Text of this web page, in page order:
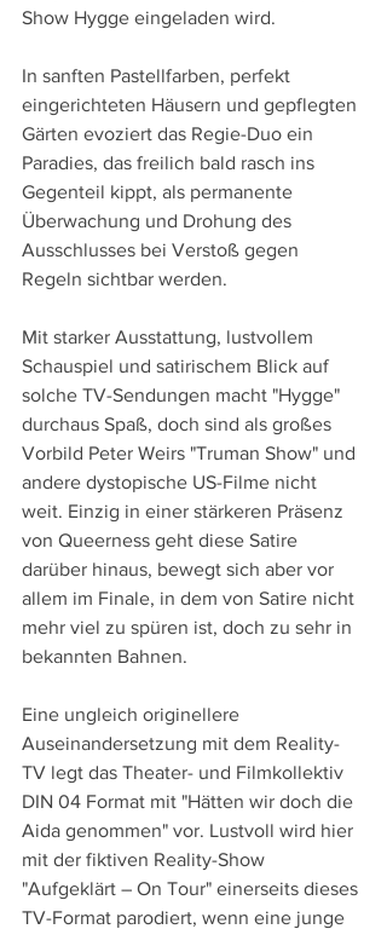
Show Hygge eingeladen wird.
In sanften Pastellfarben, perfekt
eingerichteten Häusern und gepflegten
Gärten evoziert das Regie-Duo ein
Paradies, das freilich bald rasch ins
Gegenteil kippt, als permanente
Überwachung und Drohung des
Ausschlusses bei Verstoß gegen
Regeln sichtbar werden.
Mit starker Ausstattung, lustvollem
Schauspiel und satirischem Blick auf
solche TV-Sendungen macht "Hygge"
durchaus Spaß, doch sind als großes
Vorbild Peter Weirs "Truman Show" und
andere dystopische US-Filme nicht
weit. Einzig in einer stärkeren Präsenz
von Queerness geht diese Satire
darüber hinaus, bewegt sich aber vor
allem im Finale, in dem von Satire nicht
mehr viel zu spüren ist, doch zu sehr in
bekannten Bahnen.
Eine ungleich originellere
Auseinandersetzung mit dem Reality-
TV legt das Theater- und Filmkollektiv
DIN 04 Format mit "Hätten wir doch die
Aida genommen" vor. Lustvoll wird hier
mit der fiktiven Reality-Show
"Aufgeklärt – On Tour" einerseits dieses
TV-Format parodiert, wenn eine junge